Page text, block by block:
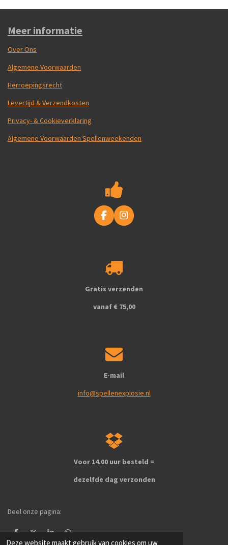
Deze website maakt gebruik van cookies om uw
Meer informatie
Over Ons
Algemene Voorwaarden
Herroepingsrecht
Levertijd & Verzendkosten
Privacy- & Cookieverklaring
Algemene Voorwaarden Spellenweekenden
F
a
o
o
I
n
m
Gratis verzenden
vanaf € 75,00
E-mail
info@spellenexplosie.nl
Voor 14.00 uur besteld =
dezelfde dag verzonden
Deel onze pagina:
e
e
h
e